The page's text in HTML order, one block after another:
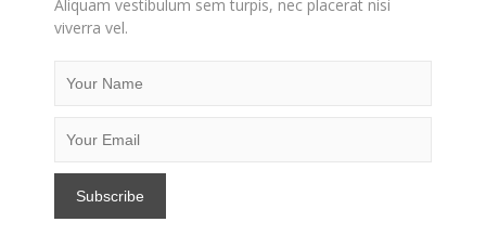
Aliquam vestibulum sem turpis, nec placerat nisi
viverra vel.